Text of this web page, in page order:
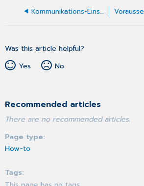
Kommunikations-Einstellungen
Was this article helpful?
Yes
No
Recommended articles
There are no recommended articles.
Page type
How-to
Tags